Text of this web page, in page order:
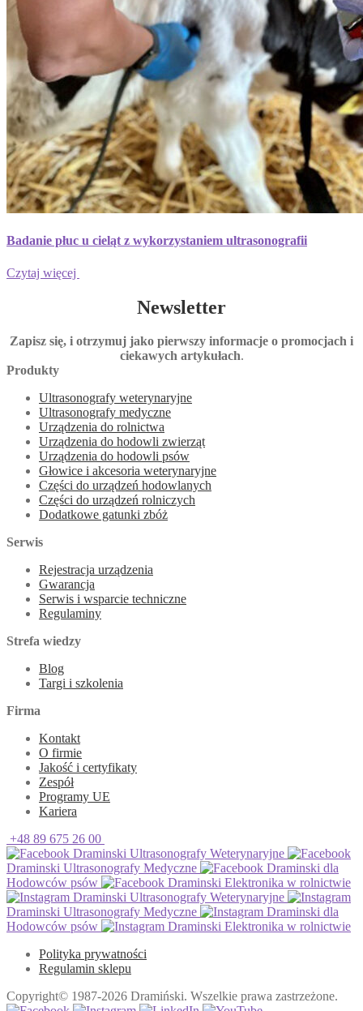
Badanie płuc u cieląt z wykorzystaniem ultrasonografii
Czytaj więcej
Newsletter
Zapisz się, i otrzymuj jako pierwszy informacje o promocjach i
ciekawych artykułach.
Produkty
Ultrasonografy weterynaryjne
Ultrasonografy medyczne
Urządzenia do rolnictwa
Urządzenia do hodowli zwierząt
Urządzenia do hodowli psów
Głowice i akcesoria weterynaryjne
Części do urządzeń hodowlanych
Części do urządzeń rolniczych
Dodatkowe gatunki zbóż
Serwis
Rejestracja urządzenia
Gwarancja
Serwis i wsparcie techniczne
Regulaminy
Strefa wiedzy
Blog
Targi i szkolenia
Firma
Kontakt
O firmie
Jakość i certyfikaty
Zespół
Programy UE
Kariera
+48 89 675 26 00
Draminski Ultrasonografy Weterynaryjne
Draminski Ultrasonografy Medyczne
Draminski dla
Hodowców psów
Draminski Elektronika w rolnictwie
Draminski Ultrasonografy Weterynaryjne
Draminski Ultrasonografy Medyczne
Draminski dla
Hodowców psów
Draminski Elektronika w rolnictwie
Polityka prywatności
Regulamin sklepu
Copyright© 1987-2026 Dramiński. Wszelkie prawa zastrzeżone.